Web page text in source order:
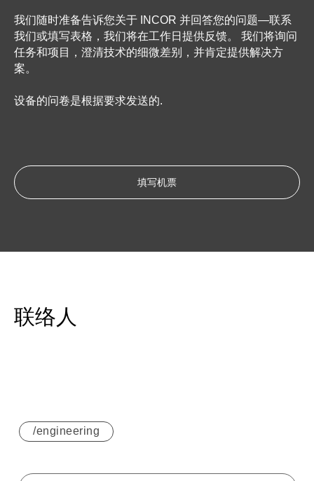
我们随时准备告诉您关于 INCOR 并回答您的问题—联系
我们或填写表格，我们将在工作日提供反馈。 我们将询问
任务和项目，澄清技术的细微差别，并肯定提供解决方
案。
设备的问卷是根据要求发送的.
填写机票
联络人
/engineering